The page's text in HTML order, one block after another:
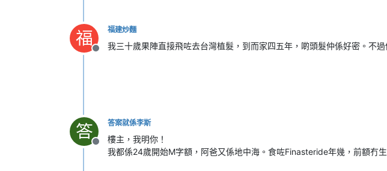
福
離線
福建炒麵
我三十歲果陣直接飛咗去台灣植髮，到而家四五年，啲頭髮仲係好密。不
答
離線
答案就係李斯
樓主，我明你！
我都係24歲開始M字額，阿爸又係地中海。食咗Finasteride年幾，前額冇